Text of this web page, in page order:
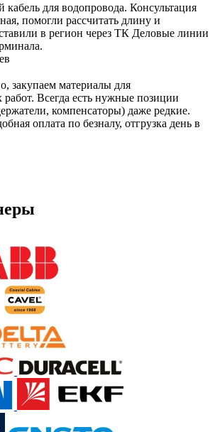
для водопровода. Консультация
помогли рассчитать длину и
в регион через ТК Деловые линии
закупаем материалы для
Всегда есть нужные позиции
компенсаторы) даже редкие.
оплата по безналу, отгрузка день в